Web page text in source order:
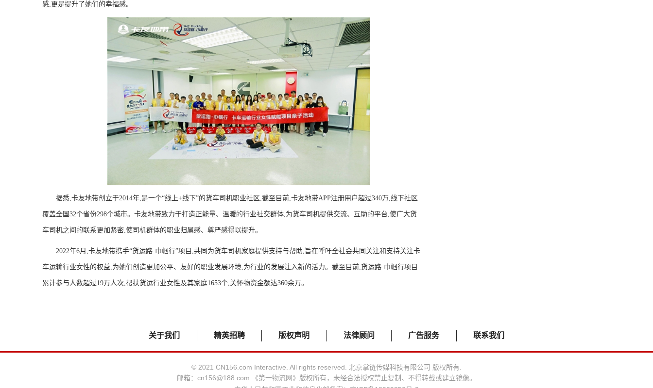
感,更是提升了她们的幸福感。
据悉,卡友地带创立于2014年,是一个“线上+线下”的货车司机职业社区,截至目前,卡友地带APP注册用户超过340万,线下社区
覆盖全国32个省份298个城市。卡友地带致力于打造正能量、温暖的行业社交群体,为货车司机提供交流、互助的平台,使广大货
车司机之间的联系更加紧密,使司机群体的职业归属感、尊严感得以提升。
2022年6月,卡友地带携手“货运路·巾帼行”项目,共同为货车司机家庭提供支持与帮助,旨在呼吁全社会共同关注和支持关注卡
车运输行业女性的权益,为她们创造更加公平、友好的职业发展环境,为行业的发展注入新的活力。截至目前,货运路·巾帼行项目
累计参与人数超过19万人次,帮扶货运行业女性及其家庭1653个,关怀物资金额达360余万。
关于我们 精英招聘 版权声明 法律顾问 广告服务 联系我们
© 2021 CN156.com Interactive. All rights reserved. 北京掌链传媒科技有限公司 版权所有.
邮箱： cn156@188.com 《第一物流网》版权所有，未经合法授权禁止复制、不得转载或建立镜像。